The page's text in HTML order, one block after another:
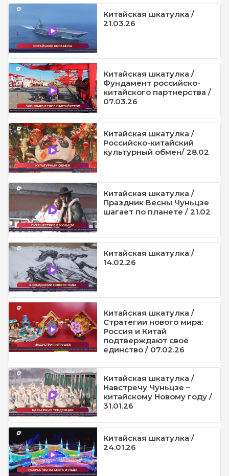
Китайская шкатулка /
21.03.26
Китайская шкатулка /
Фундамент российско-
китайского партнерства /
07.03.26
Китайская шкатулка /
Российско-китайский
культурный обмен/ 28.02
Китайская шкатулка /
Праздник Весны Чуньцзе
шагает по планете / 21.02
Китайская шкатулка /
14.02.26
Китайская шкатулка /
Стратегии нового мира:
Россия и Китай
подтверждают своё
единство / 07.02.26
Китайская шкатулка /
Навстречу Чуньцзе –
китайскому Новому году /
31.01.26
Китайская шкатулка /
24.01.26